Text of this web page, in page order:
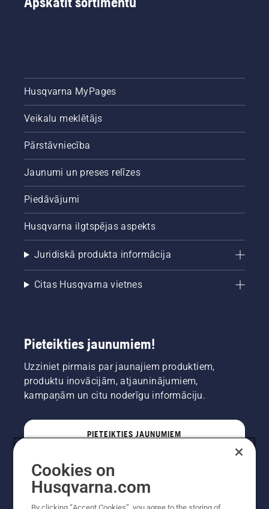
Husqvarna MyPages
Veikalu meklētājs
Pārstāvniecība
Jaunumi un preses relīzes
Piedāvājumi
Husqvarna ilgtspējas aspekts
Juridiskā produkta informācija
Citas Husqvarna vietnes
Pieteikties jaunumiem!
Uzziniet pirmais par jaunajiem produktiem,
produktu inovācijām, atjauninājumiem,
kampaņām un citu noderīgu informāciju.
PIETEIKTIES JAUNUMIEM
Cookies on
Husqvarna.com